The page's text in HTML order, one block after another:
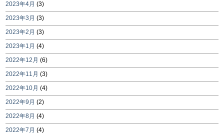
2023年4月 (3)
2023年3月 (3)
2023年2月 (3)
2023年1月 (4)
2022年12月 (6)
2022年11月 (3)
2022年10月 (4)
2022年9月 (2)
2022年8月 (4)
2022年7月 (4)